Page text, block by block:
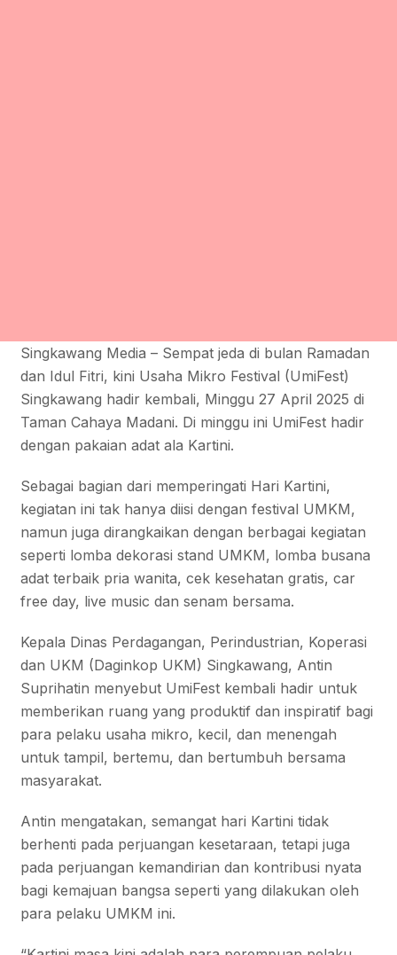
Singkawang Media – Sempat jeda di bulan Ramadan
dan Idul Fitri, kini Usaha Mikro Festival (UmiFest)
Singkawang hadir kembali, Minggu 27 April 2025 di
Taman Cahaya Madani. Di minggu ini UmiFest hadir
dengan pakaian adat ala Kartini.
Sebagai bagian dari memperingati Hari Kartini,
kegiatan ini tak hanya diisi dengan festival UMKM,
namun juga dirangkaikan dengan berbagai kegiatan
seperti lomba dekorasi stand UMKM, lomba busana
adat terbaik pria wanita, cek kesehatan gratis, car
free day, live music dan senam bersama.
Kepala Dinas Perdagangan, Perindustrian, Koperasi
dan UKM (Daginkop UKM) Singkawang, Antin
Suprihatin menyebut UmiFest kembali hadir untuk
memberikan ruang yang produktif dan inspiratif bagi
para pelaku usaha mikro, kecil, dan menengah
untuk tampil, bertemu, dan bertumbuh bersama
masyarakat.
Antin mengatakan, semangat hari Kartini tidak
berhenti pada perjuangan kesetaraan, tetapi juga
pada perjuangan kemandirian dan kontribusi nyata
bagi kemajuan bangsa seperti yang dilakukan oleh
para pelaku UMKM ini.